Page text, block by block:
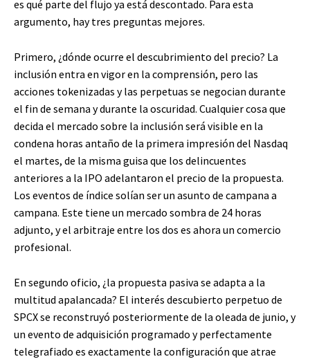
es qué parte del flujo ya está descontado. Para esta
argumento, hay tres preguntas mejores.
Primero, ¿dónde ocurre el descubrimiento del precio? La
inclusión entra en vigor en la comprensión, pero las
acciones tokenizadas y las perpetuas se negocian durante
el fin de semana y durante la oscuridad. Cualquier cosa que
decida el mercado sobre la inclusión será visible en la
condena horas antaño de la primera impresión del Nasdaq
el martes, de la misma guisa que los delincuentes
anteriores a la IPO adelantaron el precio de la propuesta.
Los eventos de índice solían ser un asunto de campana a
campana. Este tiene un mercado sombra de 24 horas
adjunto, y el arbitraje entre los dos es ahora un comercio
profesional.
En segundo oficio, ¿la propuesta pasiva se adapta a la
multitud apalancada? El interés descubierto perpetuo de
SPCX se reconstruyó posteriormente de la oleada de junio, y
un evento de adquisición programado y perfectamente
telegrafiado es exactamente la configuración que atrae